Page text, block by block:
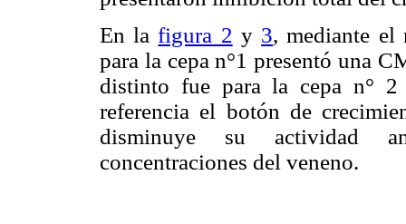
En lafigura 2 y 3, mediante el
para la cepa n°1 presentó una
distinto fue para la cepa n°
referencia el botón de
disminuye su actividad
concentraciones del veneno.